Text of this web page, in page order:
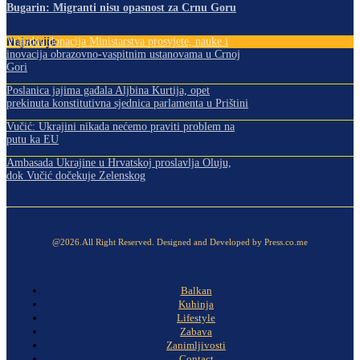
Bugarin: Migranti nisu opasnost za Crnu Goru
Najnovije
Vrijedna donacija Ministarstva prosvjete, nauke i
inovacija obrazovno-vaspitnim ustanovama u Crnoj
Gori
Poslanica jajima gađala Aljbina Kurtija, opet
prekinuta konstitutivna sjednica parlamenta u Prištini
Vučić: Ukrajini nikada nećemo praviti problem na
putu ka EU
Ambasada Ukrajine u Hrvatskoj proslavlja Oluju,
dok Vučić dočekuje Zelenskog
@2026.All Right Reserved. Designed and Developed by Press.co.me
Balkan
Kuhinja
Lifestyle
Zabava
Zanimljivosti